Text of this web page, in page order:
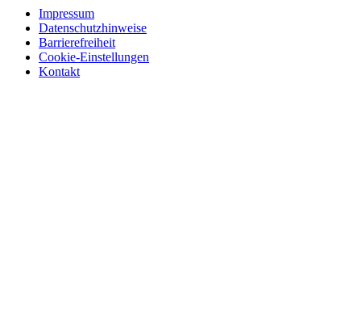
Impressum
Datenschutzhinweise
Barrierefreiheit
Cookie-Einstellungen
Kontakt